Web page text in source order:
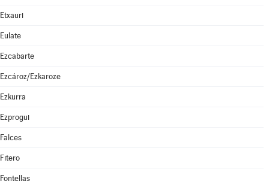
Etxauri
Eulate
Ezcabarte
Ezcároz/Ezkaroze
Ezkurra
Ezprogui
Falces
Fitero
Fontellas